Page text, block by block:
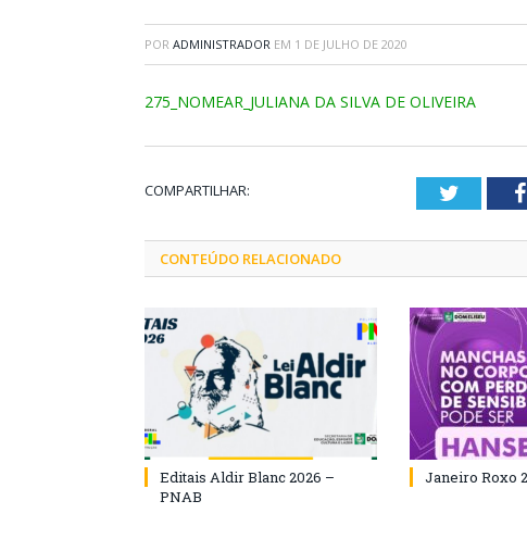
POR ADMINISTRADOR EM 1 DE JULHO DE 2020
275_NOMEAR_JULIANA DA SILVA DE OLIVEIRA
COMPARTILHAR: Twitter
CONTEÚDO RELACIONADO
Editais Aldir Blanc 2026 –
PNAB
Janeiro Roxo